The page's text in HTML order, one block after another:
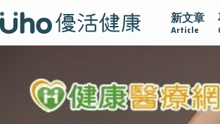
新文章
Article
疫情保衛戰 再生醫學 愛的未來視